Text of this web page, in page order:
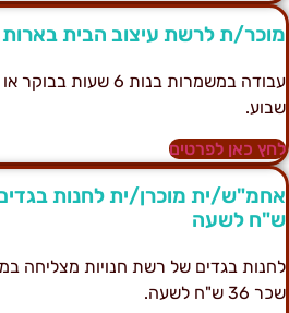
ת לרשת עיצוב הבית בארות
עבודה במשמרות בנות 6
כאן לפרטים
לשעה
בגדים של רשת חנויות מצליחה
36 ש"ח לשעה.